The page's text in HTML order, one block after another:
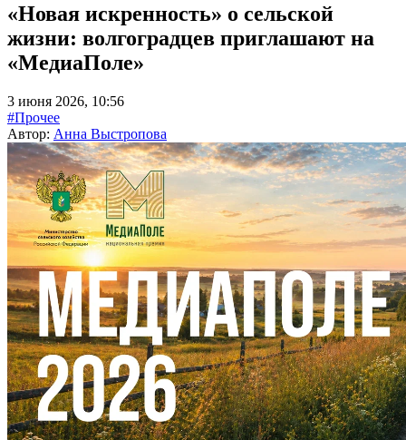
«Новая искренность» о сельской
жизни: волгоградцев приглашают на
«МедиаПоле»
3 июня 2026, 10:56
#Прочее
Автор: Анна Выстропова